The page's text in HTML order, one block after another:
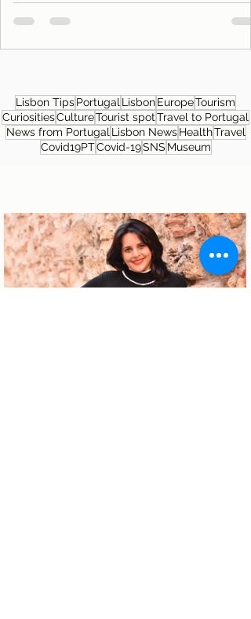
Lisbon TipsPortugal LisbonEuropeTourism
CuriositiesCultureTourist spotTravel to Portugal
News from Portugal Lisbon News HealthTravel
Covid19PTCovid-19SNS Museum